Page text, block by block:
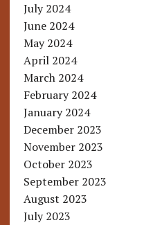
July 2024
June 2024
May 2024
April 2024
March 2024
February 2024
January 2024
December 2023
November 2023
October 2023
September 2023
August 2023
July 2023